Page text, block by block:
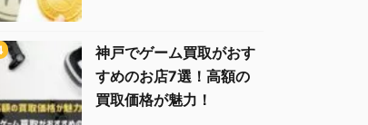
神戸でゲーム買取がおす
すめのお店7選！高額の
買取価格が魅力！